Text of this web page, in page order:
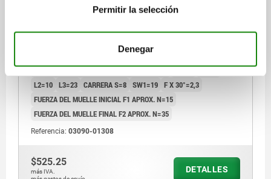
Permitir la selección
Denegar
CONTRATUERCA, ACERO INOXIDABLE ENDURECIDO,
COMP:TERMOPLÁSTICO GRIS ANTRACITA RAL7021,
LONGITUD=74
FORMA=A
SUPERFICIE CUERPO DE BASE=ENDURECIDO D2=33 L1=26
L2=10 L3=23 CARRERA S=8 SW1=19 F X 30°=2,3
FUERZA DEL MUELLE INICIAL F1 APROX. N=15
FUERZA DEL MUELLE FINAL F2 APROX. N=35
Referencia: 03090-01308
$525.25
más IVA.
DETALLES